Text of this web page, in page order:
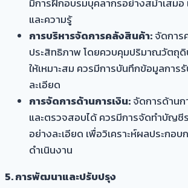
และความรู้
การบริหารจัดการคลังสินค้า:จัดการ
ประสิทธิภาพ โดยควบคุมปริมาณวัตถุ
ให้เหมาะสม ควรมีการบันทึกข้อมูลการ
ละเอียด
การจัดการด้านการเงิน:จัดการด้านก
และตรวจสอบได้ ควรมีการจัดทำบัญชี
อย่างละเอียด เพื่อวิเคราะห์ผลประกอบ
ดำเนินงาน
5. การพัฒนาและปรับปรุง